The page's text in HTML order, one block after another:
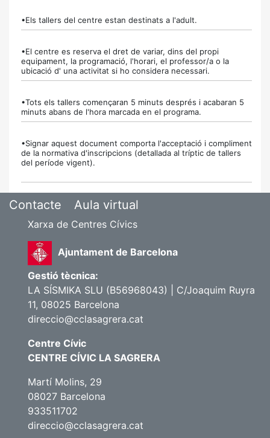
•Els tallers del centre estan destinats a l'adult.
•El centre es reserva el dret de variar, dins del propi
equipament, la programació, l'horari, el professor/a o la
ubicació d' una activitat si ho considera necessari.
•Tots els tallers començaran 5 minuts després i acabaran 5
minuts abans de l'hora marcada en el programa.
•Signar aquest document comporta l'acceptació i compliment
de la normativa d'inscripcions (detallada al tríptic de tallers
del període vigent).
Contacte Aula virtual
Xarxa de Centres Cívics
Ajuntament de Barcelona
Gestió tècnica:
LA SÍSMIKA SLU (B56968043) | C/Joaquim Ruyra
11, 08025 Barcelona
direccio@cclasagrera.cat
Centre Cívic
CENTRE CÍVIC LA SAGRERA
Martí Molins, 29
08027 Barcelona
933511702
direccio@cclasagrera.cat